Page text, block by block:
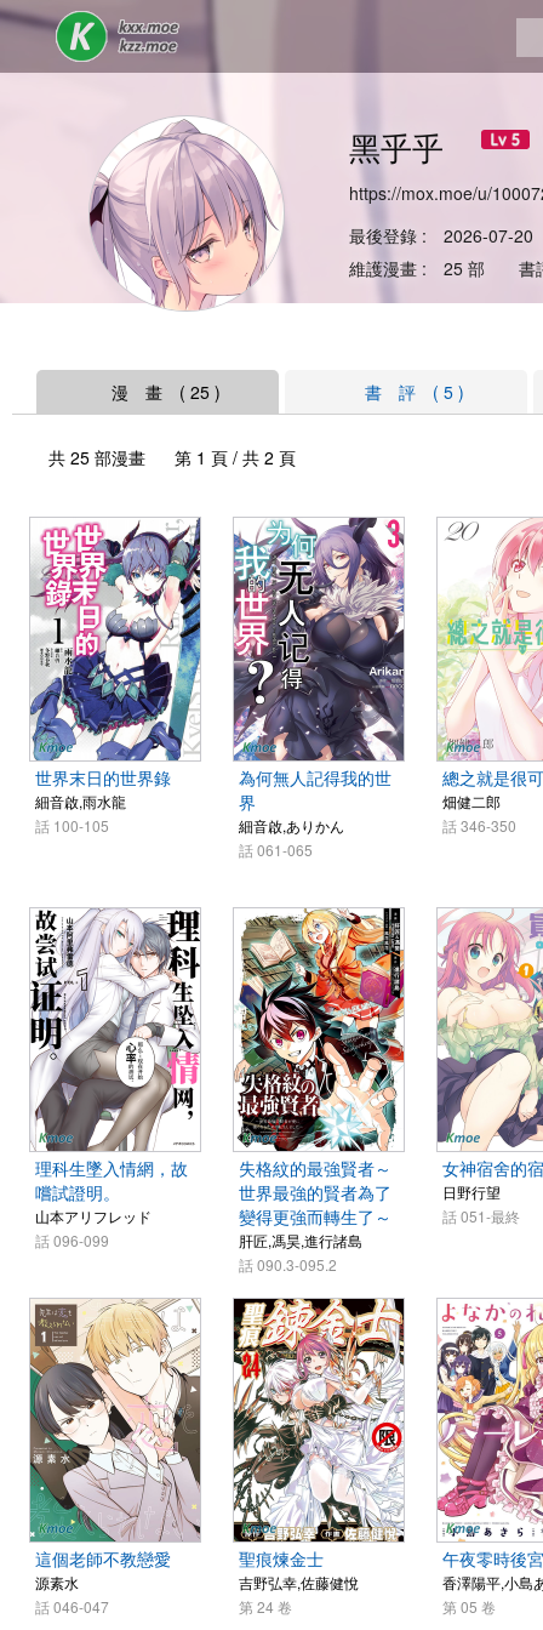
黑乎乎
https://mox.moe/u/
最後登錄 : 2026-07-20
維護漫畫 : 25 部
漫 畫 ( 25 ) 書 評 ( 5 )
共 25 部漫畫 第 1 頁 / 共 2 頁
世界末日的世界錄
細音啟,雨水龍
話 100-105
為何無人記得我的世
界
細音啟,ありかん
話 061-065
總之就是很
畑健二郎
話 346-350
理科生墜入情網，故
嚐試證明。
山本アリフレッド
話 096-099
失格紋的最強賢者～
世界最強的賢者為了
變得更強而轉生了～
肝匠,馮昊,進行諸島
話 090.3-095.2
女神宿舍的
日野行望
話 051-最終
這個老師不教戀愛
源素水
話 046-047
聖痕煉金士
吉野弘幸,佐藤健悅
第 24 卷
午夜零時後
香澤陽平,小島
第 05 卷